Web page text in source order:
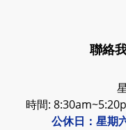
聯絡
時間:
公休日：星期